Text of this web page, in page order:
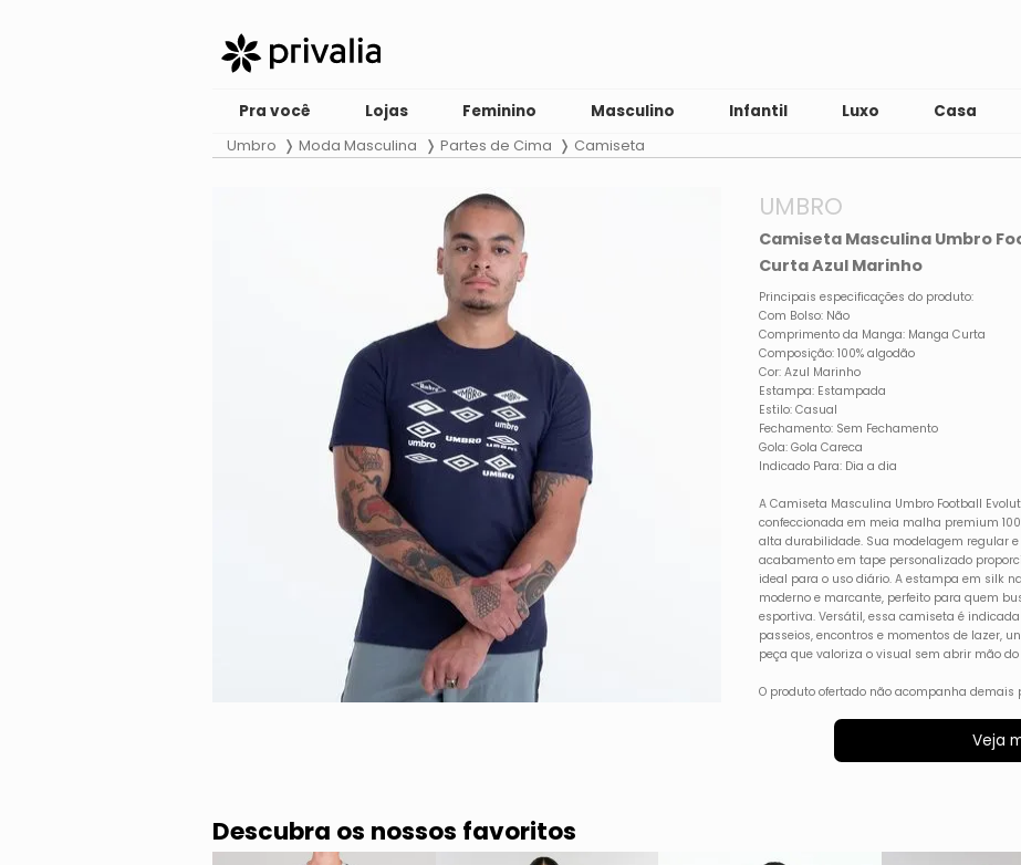
Pra você Lojas Feminino Masculino Infantil Luxo Casa
Umbro Moda Masculina Partes de Cima Camiseta
UMBRO
Camiseta Masculina Umbro
Curta Azul Marinho
Principais especificações do produto:
Com Bolso: Não
Comprimento da Manga: Manga Curta
Composição: 100% algodão
Cor: Azul Marinho
Estampa: Estampada
Estilo: Casual
Fechamento: Sem Fechamento
Gola: Gola Careca
Indicado Para: Dia a dia
A Camiseta Masculina Umbro Football
confeccionada em meia malha premium
alta durabilidade. Sua modelagem regular
acabamento em tape personalizado
ideal para o uso diário. A estampa em silk
moderno e marcante, perfeito para quem
esportiva. Versátil, essa camiseta é
passeios, encontros e momentos de lazer,
peça que valoriza o visual sem abrir mão do
O produto ofertado não acompanha demais
Veja
Descubra os nossos favoritos